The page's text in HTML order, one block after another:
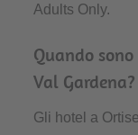
Adults Only.
Quando
Val Gardena?
Gli hotel a